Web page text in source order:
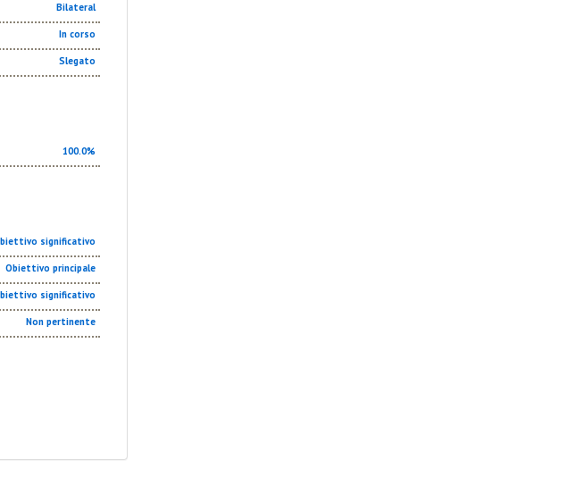
Bilateral
In corso
Slegato
100.0%
significativo
Obiettivo principale
significativo
Non pertinente